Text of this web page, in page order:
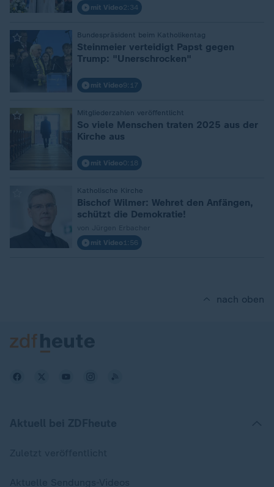
mit Video2:34
Bundespräsident beim Katholikentag
Steinmeier verteidigt Papst gegen
Trump: "Unerschrocken"
mit Video9:17
Mitgliederzahlen veröffentlicht
So viele Menschen traten 2025 aus der
Kirche aus
mit Video0:18
Katholische Kirche
Bischof Wilmer: Wehret den Anfängen,
schützt die Demokratie!
mit Video 1:56
nach oben